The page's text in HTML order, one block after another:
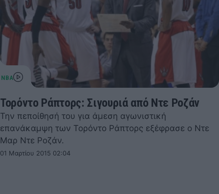
Τορόντο Ράπτορς: Σιγουριά από Ντε Ροζάν
Την πεποίθησή του για άμεση αγωνιστική
επανάκαμψη των Τορόντο Ράπτορς εξέφρασε ο Ντε
Μαρ Ντε Ροζάν.
01 Μαρτίου 2015 02:04